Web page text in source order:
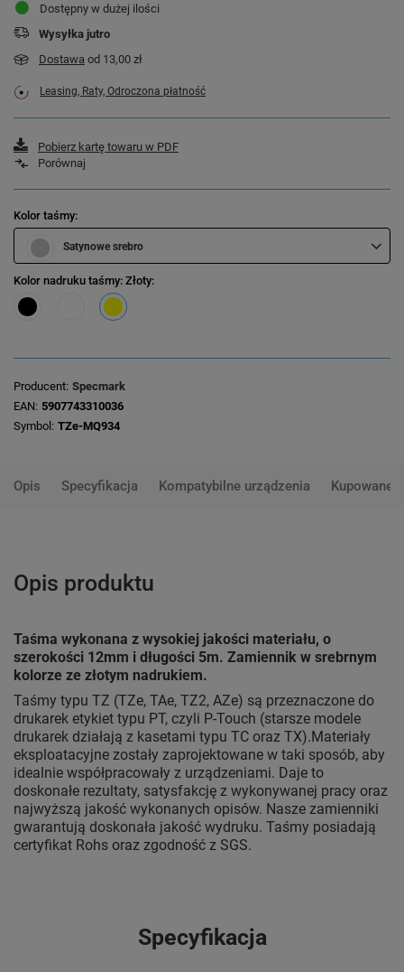
Dostępny w dużej ilości
Wysyłka jutro
Dostawa od 13,00 zł
Leasing, Raty, Odroczona płatność
Pobierz kartę towaru w PDF
Porównaj
Kolor taśmy
Satynowe srebro
Kolor nadruku taśmy: Złoty
Producent Specmark
EAN 5907743310036
Symbol TZe-MQ934
Opis Specyfikacja Kompatybilne urządzenia Kupowane
Opis produktu
Taśma wykonana z wysokiej jakości materiału, o
szerokości 12mm i długości 5m. Zamiennik w srebrnym
kolorze ze złotym nadrukiem.
Taśmy typu TZ (TZe, TAe, TZ2, AZe) są przeznaczone do
drukarek etykiet typu PT, czyli P-Touch (starsze modele
drukarek działają z kasetami typu TC oraz TX).Materiały
eksploatacyjne zostały zaprojektowane w taki sposób, aby
idealnie współpracowały z urządzeniami. Daje to
doskonałe rezultaty, satysfakcję z wykonywanej pracy oraz
najwyższą jakość wykonanych opisów. Nasze zamienniki
gwarantują doskonała jakość wydruku. Taśmy posiadają
certyfikat Rohs oraz zgodność z SGS.
Specyfikacja